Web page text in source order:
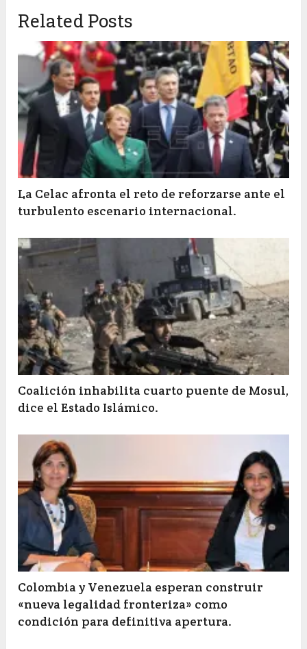
Related Posts
La Celac afronta el reto de reforzarse ante el
turbulento escenario internacional.
Coalición inhabilita cuarto puente de Mosul,
dice el Estado Islámico.
Colombia y Venezuela esperan construir
«nueva legalidad fronteriza» como
condición para definitiva apertura.